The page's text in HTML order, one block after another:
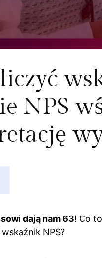
NPS
dają nam 63! Co
NPS?